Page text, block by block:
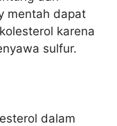
mentah dapat
karena
sulfur.
dalam